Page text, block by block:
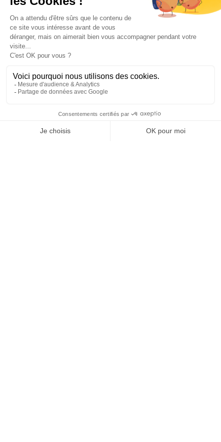
des pompiers hébergés à
Talence. N’hésitez pas à
donner : 🍽️ Denrées...
25 13 1
SHOW MORE